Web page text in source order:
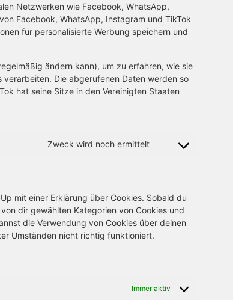
Netzwerken wie Facebook, WhatsApp,
Facebook, WhatsApp, Instagram und TikTok
für personalisierte Werbung speichern und
ändern kann), um zu erfahren, wie sie
Die abgerufenen Daten werden so
hat seine Sitze in den Vereinigten Staaten
Zweck wird noch ermittelt
mit einer Erklärung über Cookies. Sobald du
dir gewählten Kategorien von Cookies und
die Verwendung von Cookies über deinen
Umständen nicht richtig funktioniert.
Immer aktiv